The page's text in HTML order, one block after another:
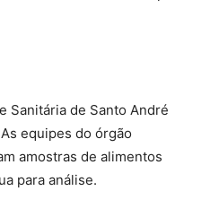
Sanitária de Santo André
equipes do órgão
amostras de alimentos
para análise.